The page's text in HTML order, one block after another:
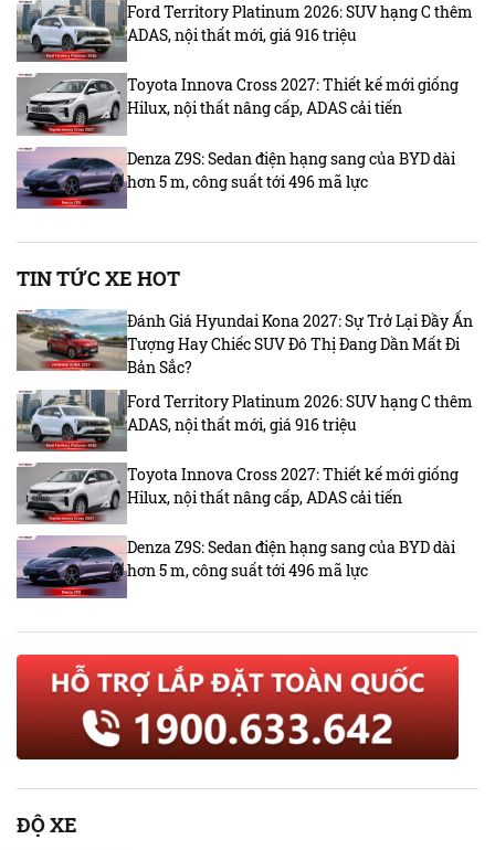
Ford Territory Platinum 2026: SUV hạng C thêm
ADAS, nội thất mới, giá 916 triệu
Toyota Innova Cross 2027: Thiết kế mới giống
Hilux, nội thất nâng cấp, ADAS cải tiến
Denza Z9S: Sedan điện hạng sang của BYD dài
hơn 5 m, công suất tới 496 mã lực
TIN TỨC XE HOT
Đánh Giá Hyundai Kona 2027: Sự Trở Lại Đầy Ấn
Tượng Hay Chiếc SUV Đô Thị Đang Dần Mất Đi
Bản Sắc?
Ford Territory Platinum 2026: SUV hạng C thêm
ADAS, nội thất mới, giá 916 triệu
Toyota Innova Cross 2027: Thiết kế mới giống
Hilux, nội thất nâng cấp, ADAS cải tiến
Denza Z9S: Sedan điện hạng sang của BYD dài
hơn 5 m, công suất tới 496 mã lực
ĐỘ XE